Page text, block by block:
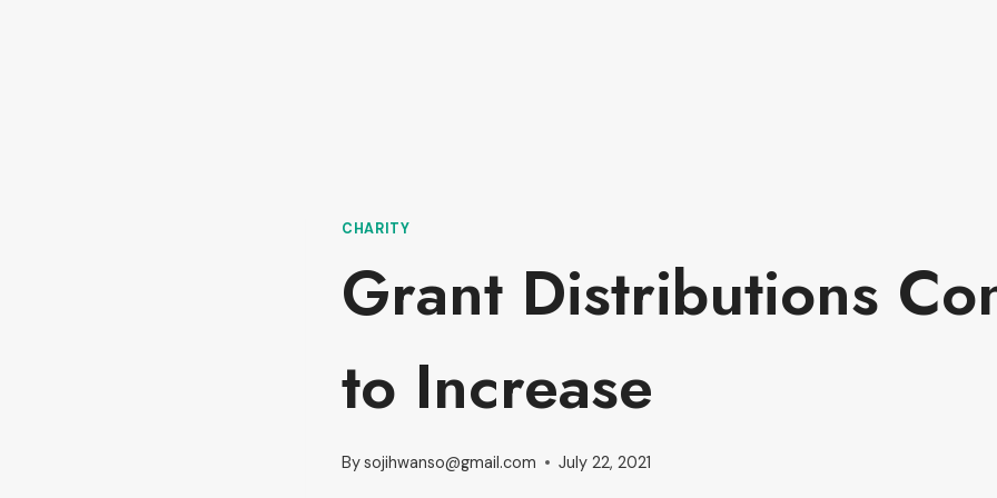
CHARITY
Grant Distributions
to Increase
Bysojihwanso@gmail.com July 22, 2021